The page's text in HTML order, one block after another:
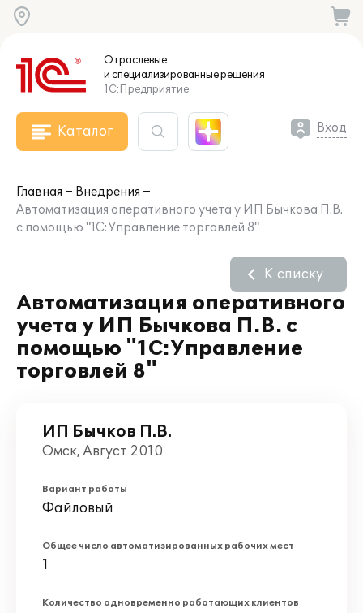
Отраслевые
и специализированныерешения
1С:Предприятие
Каталог Вход
Главная
Внедрения
Автоматизация оперативного учета у ИП Бычкова П.В.
с помощью "1С:Управление торговлей 8"
Автоматизация оперативного
учета у ИП Бычкова П.В. с
помощью "1С:Управление
торговлей 8"
К списку
ИП Бычков П.В.
Омск, Август 2010
Вариант работы
Файловый
Общее число автоматизированных рабочих мест
1
Количество одновременно работающих клиентов